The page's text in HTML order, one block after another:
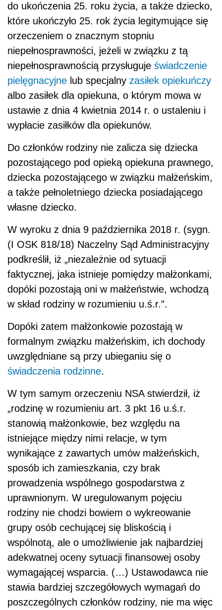
do ukończenia 25. roku życia, a także dziecko,
które ukończyło 25. rok życia legitymujące się
orzeczeniem o znacznym stopniu
niepełnosprawności, jeżeli w związku z tą
niepełnosprawnością przysługuje świadczenie
pielęgnacyjne lub specjalny zasiłek opiekuńczy
albo zasiłek dla opiekuna, o którym mowa w
ustawie z dnia 4 kwietnia 2014 r. o ustaleniu i
wypłacie zasiłków dla opiekunów.
Do członków rodziny nie zalicza się dziecka
pozostającego pod opieką opiekuna prawnego,
dziecka pozostającego w związku małżeńskim,
a także pełnoletniego dziecka posiadającego
własne dziecko.
W wyroku z dnia 9 października 2018 r. (sygn.
(I OSK 818/18) Naczelny Sąd Administracyjny
podkreślił, iż „niezależnie od sytuacji
faktycznej, jaka istnieje pomiędzy małżonkami,
dopóki pozostają oni w małżeństwie, wchodzą
w skład rodziny w rozumieniu u.ś.r.”.
Dopóki zatem małżonkowie pozostają w
formalnym związku małżeńskim, ich dochody
uwzględniane są przy ubieganiu się o
świadczenia rodzinne.
W tym samym orzeczeniu NSA stwierdził, iż
„rodzinę w rozumieniu art. 3 pkt 16 u.ś.r.
stanowią małżonkowie, bez względu na
istniejące między nimi relacje, w tym
wynikające z zawartych umów małżeńskich,
sposób ich zamieszkania, czy brak
prowadzenia wspólnego gospodarstwa z
uprawnionym. W uregulowanym pojęciu
rodziny nie chodzi bowiem o wykreowanie
grupy osób cechującej się bliskością i
wspólnotą, ale o umożliwienie jak najbardziej
adekwatnej oceny sytuacji finansowej osoby
wymagającej wsparcia. (…) Ustawodawca nie
stawia bardziej szczegółowych wymagań do
poszczególnych członków rodziny, nie ma więc